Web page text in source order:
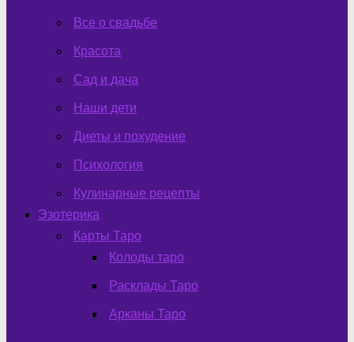
Все о свадьбе
Красота
Сад и дача
Наши дети
Диеты и похудение
Психология
Кулинарные рецепты
Эзотерика
Карты Таро
Колоды таро
Расклады Таро
Арканы Таро